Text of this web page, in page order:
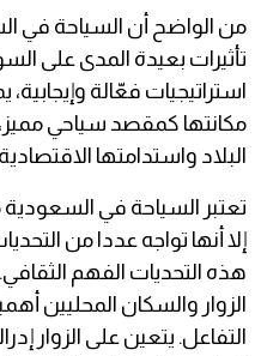
من الواضح أن السياحة في
تأثيرات بعيدة المدى على
استراتيجيات فعّالة
مكانتها كمقصد سياحي مميز،
البلاد واستدامتها
إلا أنها تواجه عددا من
هذه التحديات الفهم
الزوار والسكان المحليين
التفاعل. يتعين على الزوار